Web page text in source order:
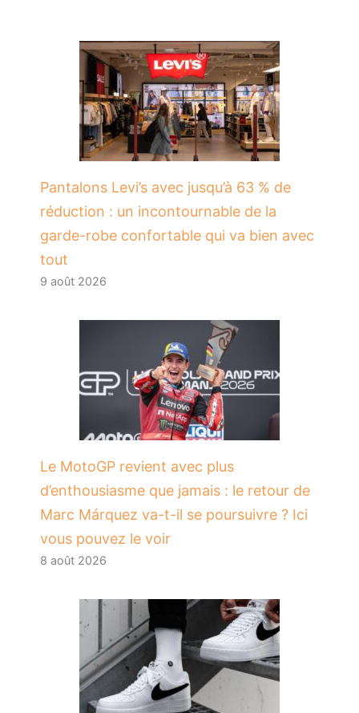
Pantalons Levi’s avec jusqu’à 63 % de
réduction : un incontournable de la
garde-robe confortable qui va bien avec
tout
9 août 2026
Le MotoGP revient avec plus
d’enthousiasme que jamais : le retour de
Marc Márquez va-t-il se poursuivre ? Ici
vous pouvez le voir
8 août 2026